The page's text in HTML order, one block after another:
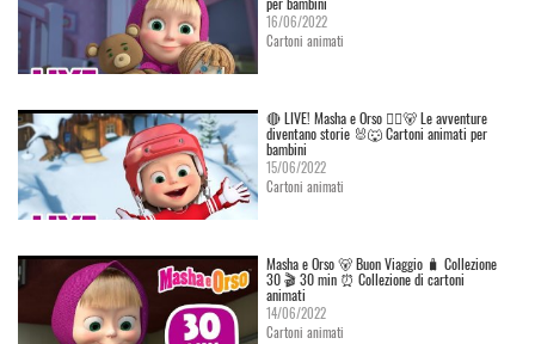
16/06/2022
Cartoni animati
🔴 LIVE! Masha e Orso 👱‍♀️🐻 Le avventure
diventano storie 🐰🐺 Cartoni animati per
bambini
15/06/2022
Cartoni animati
Masha e Orso 🐻 Buon Viaggio 🧳 Сollezione
30 🎬 30 min ⏰ Collezione di cartoni
animati
14/06/2022
Cartoni animati